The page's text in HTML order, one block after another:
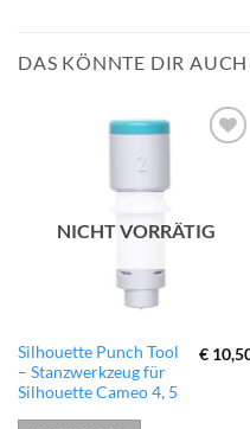
DAS KÖNNTE DIR
hinzufügen
NICHT VORRÄTIG
Silhouette Punch Tool
– Stanzwerkzeug für
Silhouette Cameo 4, 5
€